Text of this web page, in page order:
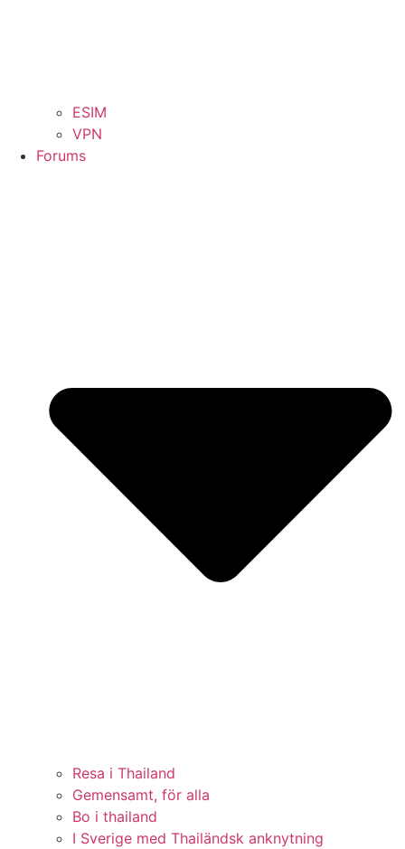
ESIM
VPN
Forums
Resa i Thailand
Gemensamt, för alla
Bo i thailand
I Sverige med Thailändsk anknytning